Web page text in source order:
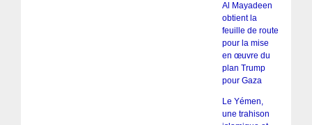
Al Mayadeen
obtient la
feuille de route
pour la mise
en œuvre du
plan Trump
pour Gaza
Le Yémen,
une trahison